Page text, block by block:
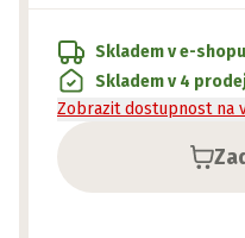
Skladem v e-shopu
Skladem v 4
Zobrazit dostupnost na